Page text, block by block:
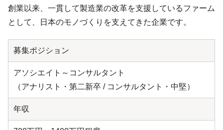
創業以来、一貫して製造業の改革を支援しているファーム
として、日本のモノづくりを支えてきた企業です。
募集ポジション
アソシエイト～コンサルタント
（アナリスト・第二新卒 / コンサルタント・中堅）
年収